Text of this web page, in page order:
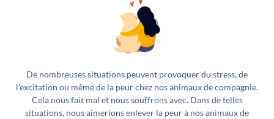
De nombreuses situations peuvent provoquer du stress, de
l’excitation ou même de la peur chez nos animaux de compagnie.
Cela nous fait mal et nous souffrons avec. Dans de telles
situations, nous aimerions enlever la peur à nos animaux de